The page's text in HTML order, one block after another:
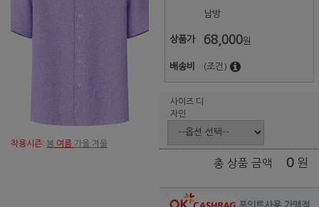
착용시즌: 봄 여름 가을 겨울
남방
상품가 68,000원
배송비 (조건)
사이즈 디
자인
총 상품 금액 0 원
포인트사용 가맹점